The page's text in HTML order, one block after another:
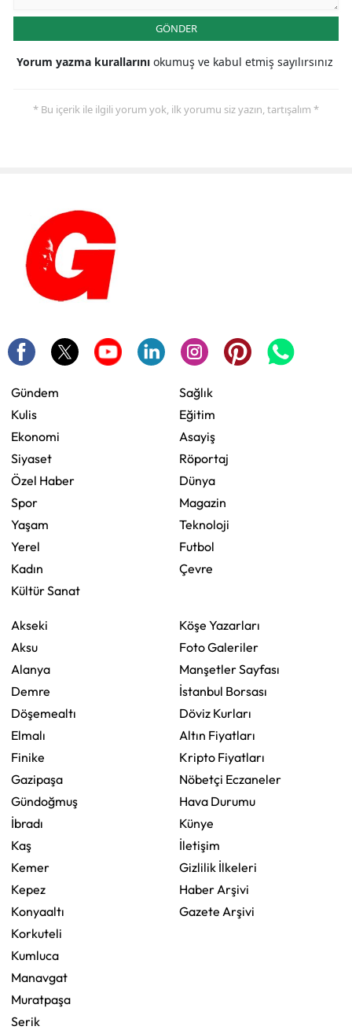
GÖNDER
Yorum yazma kurallarını okumuş ve kabul etmiş sayılırsınız
* Bu içerik ile ilgili yorum yok, ilk yorumu siz yazın, tartışalım *
Gündem
Kulis
Ekonomi
Siyaset
Özel Haber
Spor
Yaşam
Yerel
Kadın
Kültür Sanat
Sağlık
Eğitim
Asayiş
Röportaj
Dünya
Magazin
Teknoloji
Futbol
Çevre
Akseki
Aksu
Alanya
Demre
Döşemealtı
Elmalı
Finike
Gazipaşa
Gündoğmuş
İbradı
Kaş
Kemer
Kepez
Konyaaltı
Korkuteli
Kumluca
Manavgat
Muratpaşa
Serik
Köşe Yazarları
Foto Galeriler
Manşetler Sayfası
İstanbul Borsası
Döviz Kurları
Altın Fiyatları
Kripto Fiyatları
Nöbetçi Eczaneler
Hava Durumu
Künye
İletişim
Gizlilik İlkeleri
Haber Arşivi
Gazete Arşivi